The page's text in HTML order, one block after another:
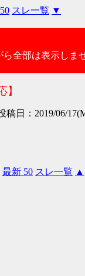
スレ一覧 ▼
全部は表示しま
】
稿日：2019/06/
最新 50 スレ一覧 ▲